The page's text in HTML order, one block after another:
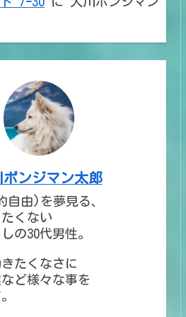
ポンジマン太郎
自由)を夢見る、
くない
の30代男性。
たくなさに
ど様々な事を